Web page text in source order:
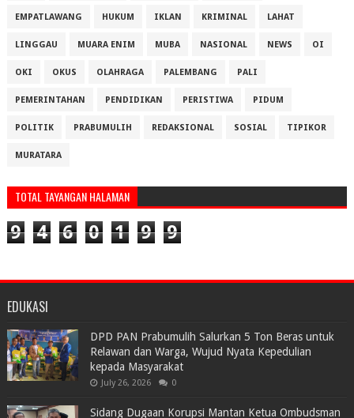
EMPATLAWANG HUKUM IKLAN KRIMINAL LAHAT
LINGGAU MUARA ENIM MUBA NASIONAL NEWS OI
OKI OKUS OLAHRAGA PALEMBANG PALI
PEMERINTAHAN PENDIDIKAN PERISTIWA PIDUM
POLITIK PRABUMULIH REDAKSIONAL SOSIAL TIPIKOR
MURATARA
TOTAL TAYANGAN HALAMAN
9 4 6 0 1 9 9
EDUKASI
DPD PAN Prabumulih Salurkan 5 Ton Beras untuk
Relawan dan Warga, Wujud Nyata Kepedulian
kepada Masyarakat
July 26, 2026 0
Sidang Dugaan Korupsi Mantan Ketua Ombudsman